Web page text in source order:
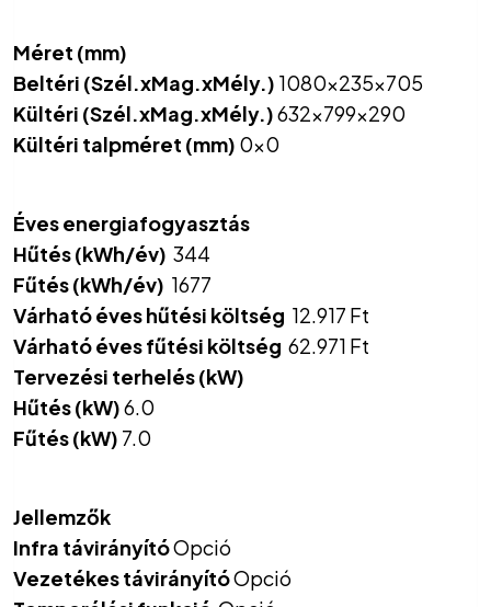
Méret (mm)
Beltéri (Szél.xMag.xMély.) 1080x235x705
Kültéri (Szél.xMag.xMély.)632x799x290
Kültéri talpméret (mm) 0x0
Éves energiafogyasztás
Hűtés (kWh/év) 344
Fűtés (kWh/év) 1677
Várható éves hűtési költség 12.917 Ft
Várható éves fűtési költség 62.971 Ft
Tervezési terhelés (kW)
Hűtés (kW)6.0
Fűtés (kW) 7.0
Jellemzők
Infra távirányítóOpció
Vezetékes távirányítóOpció